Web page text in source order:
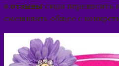
я отзывы сюда переносить
смешивать общее с